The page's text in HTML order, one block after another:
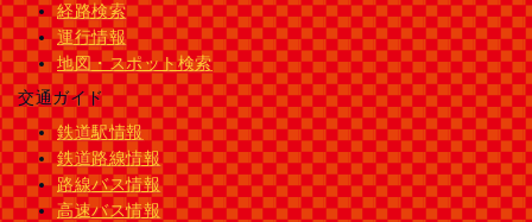
経路検索
運行情報
地図・スポット検索
交通ガイド
鉄道駅情報
鉄道路線情報
路線バス情報
高速バス情報